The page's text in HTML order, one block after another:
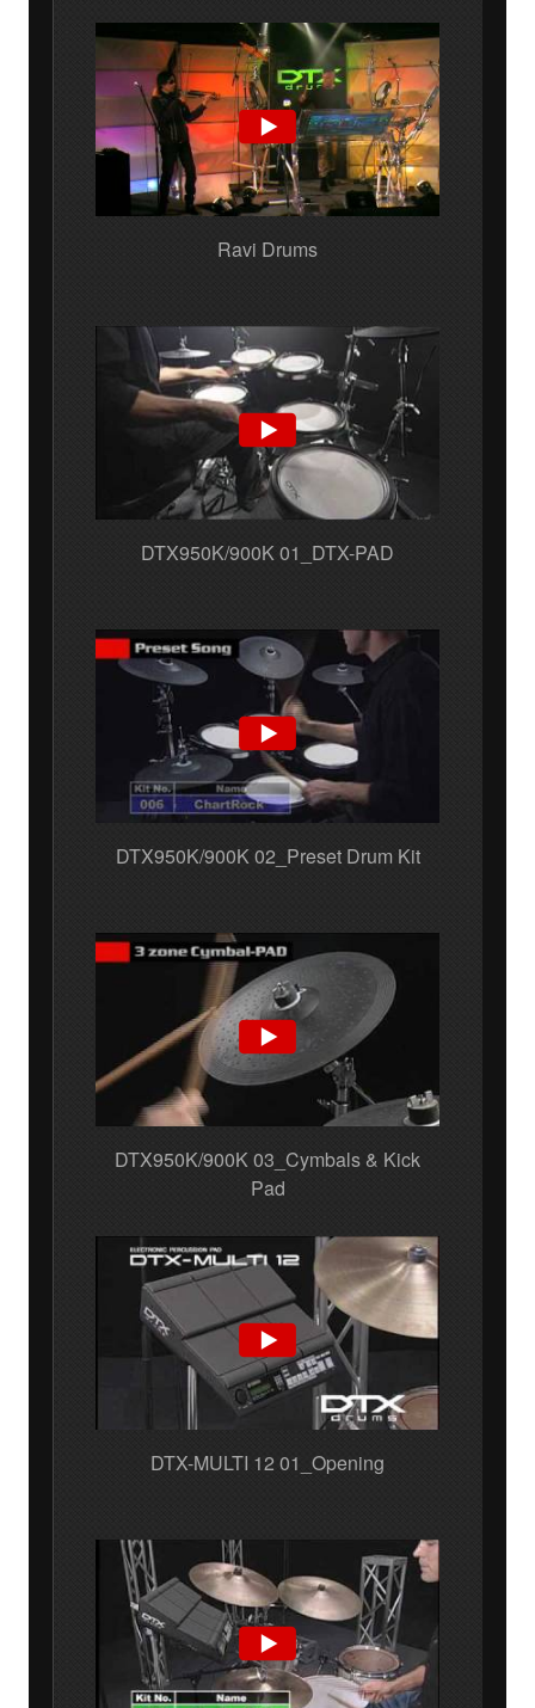
Ravi Drums
DTX950K/900K 01_DTX-PAD
DTX950K/900K 02_Preset Drum Kit
DTX950K/900K 03_Cymbals & Kick
Pad
DTX-MULTI 12 01_Opening